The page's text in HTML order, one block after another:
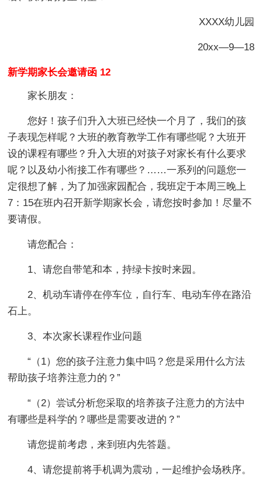
XXXX幼儿园
20xx—9—18
新学期家长会邀请函 12
家长朋友：
您好！孩子们升入大班已经快一个月了，我们的孩
子表现怎样呢？大班的教育教学工作有哪些呢？大班开
设的课程有哪些？升入大班的对孩子对家长有什么要求
呢？以及幼小衔接工作有哪些？……一系列的问题您一
定很想了解，为了加强家园配合，我班定于本周三晚上
7：15在班内召开新学期家长会，请您按时参加！尽量不
要请假。
请您配合：
1、请您自带笔和本，持绿卡按时来园。
2、机动车请停在停车位，自行车、电动车停在路沿
石上。
3、本次家长课程作业问题
“（1）您的孩子注意力集中吗？您是采用什么方法
帮助孩子培养注意力的？”
“（2）尝试分析您采取的培养孩子注意力的方法中
有哪些是科学的？哪些是需要改进的？”
请您提前考虑，来到班内先答题。
4、请您提前将手机调为震动，一起维护会场秩序。